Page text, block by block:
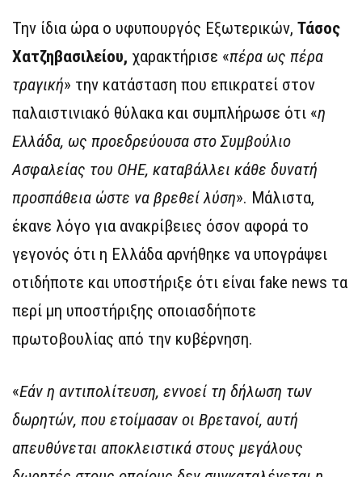
Την ίδια ώρα ο υφυπουργός Εξωτερικών, Τάσος
Χατζηβασιλείου, χαρακτήρισε «πέρα ως πέρα
τραγική» την κατάσταση που επικρατεί στον
παλαιστινιακό θύλακα και συμπλήρωσε ότι «η
Ελλάδα, ως προεδρεύουσα στο Συμβούλιο
Ασφαλείας του ΟΗΕ, καταβάλλει κάθε δυνατή
προσπάθεια ώστε να βρεθεί λύση». Μάλιστα,
έκανε λόγο για ανακρίβειες όσον αφορά το
γεγονός ότι η Ελλάδα αρνήθηκε να υπογράψει
οτιδήποτε και υποστήριξε ότι είναι fake news τα
περί μη υποστήριξης οποιασδήποτε
πρωτοβουλίας από την κυβέρνηση.
«Εάν η αντιπολίτευση, εννοεί τη δήλωση των
δωρητών, που ετοίμασαν οι Βρετανοί, αυτή
απευθύνεται αποκλειστικά στους μεγάλους